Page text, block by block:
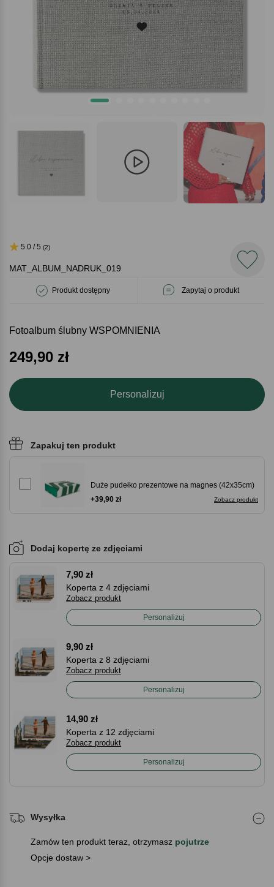
MAT_ALBUM_NADRUK_019
Produkt dostępny Zapytaj o produkt
5.0 / 5 (2)
Fotoalbum ślubny WSPOMNIENIA
249,90 zł
Personalizuj
Zapakuj ten produkt
Duże pudełko prezentowe na magnes (42x35cm)
Zobacz produkt
+39,90 zł
Dodaj kopertę ze zdjęciami
7,90 zł
Koperta z 4 zdjęciami
Zobacz produkt
Personalizuj
9,90 zł
Koperta z 8 zdjęciami
Zobacz produkt
Personalizuj
14,90 zł
Koperta z 12 zdjęciami
Zobacz produkt
Personalizuj
Wysyłka
Zamów ten produkt teraz, otrzymasz pojutrze
Opcje dostaw >